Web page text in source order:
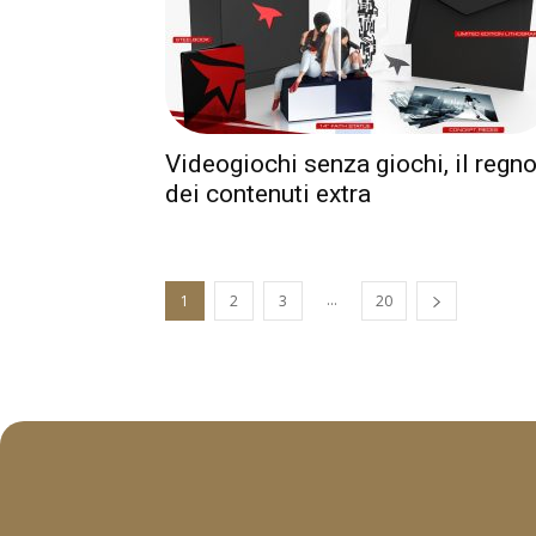
Videogiochi senza giochi, il regno
dei contenuti extra
1 2 3 ... 20